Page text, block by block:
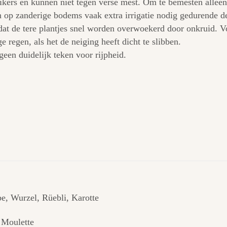
en kunnen niet tegen verse mest. Om te bemesten
zanderige bodems vaak extra irrigatie nodig gedurende
de tere plantjes snel worden overwoekerd door onkruid.
regen, als het de neiging heeft dicht te slibben.
duidelijk teken voor rijpheid.
Wurzel, Rüebli, Karotte